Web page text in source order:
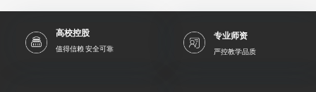
高校控股
值得信赖 安全可靠
专业师资
严控教学品质